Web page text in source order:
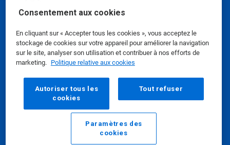
Consentement aux cookies
En cliquant sur « Accepter tous les cookies », vous acceptez le
stockage de cookies sur votre appareil pour améliorer la navigation
sur le site, analyser son utilisation et contribuer à nos efforts de
marketing. Politique relative aux cookies
Autoriser tous les
cookies
Tout refuser
Paramètres des
cookies
Fiches de données de sécurité|Politique de
confidentialité|conditions d'utilisation